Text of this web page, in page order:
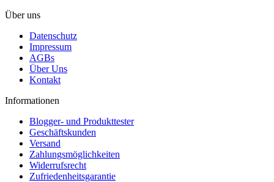
Über uns
Datenschutz
Impressum
AGBs
Über Uns
Kontakt
Informationen
Blogger- und Produkttester
Geschäftskunden
Versand
Zahlungsmöglichkeiten
Widerrufsrecht
Zufriedenheitsgarantie